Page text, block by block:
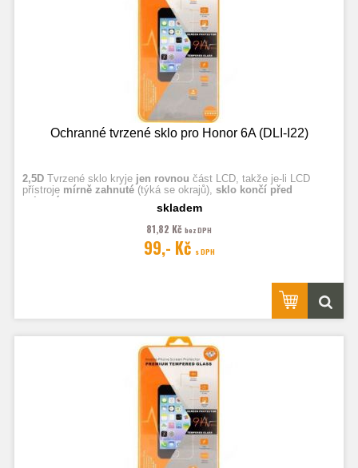
Ochranné tvrzené sklo pro Honor 6A (DLI-I22)
2,5D Tvrzené sklo kryje jen rovnou část LCD, takže je-li LCD
přístroje mírně zahnuté (týká se okrajů), sklo končí před
zahnutím.
Fotografie jsou ilustrační.
skladem
81,82 Kč bez DPH
99,- Kč s DPH